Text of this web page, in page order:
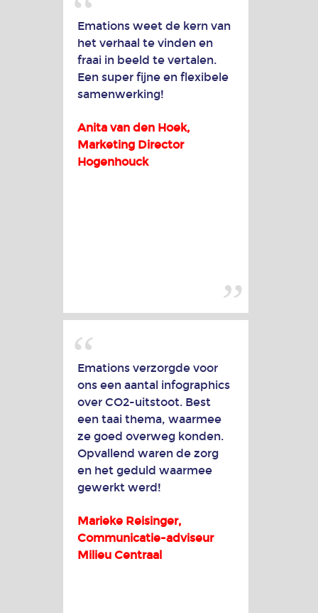
Emations weet de kern van
het verhaal te vinden en
fraai in beeld te vertalen.
Een super fijne en flexibele
samenwerking!
Anita van den Hoek,
Marketing Director
Hogenhouck
Emations verzorgde voor
ons een aantal infographics
over CO2-uitstoot. Best
een taai thema, waarmee
ze goed overweg konden.
Opvallend waren de zorg
en het geduld waarmee
gewerkt werd!
Marieke Reisinger,
Communicatie-adviseur
Milieu Centraal